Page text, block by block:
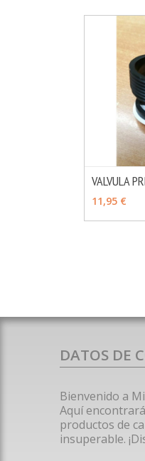
VALVULA
11,95 €
DATOS DE
Bienvenido a
Aquí
productos de
insuperable.